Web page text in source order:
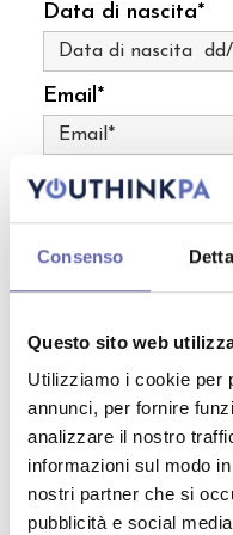
Consenso
Questo sito web
Utilizziamo i cookie per
annunci, per fornire
analizzare il nostro
informazioni sul modo
nostri partner che si
pubblicità e social
Data di nascita*
Email*
Numero di telefono*
Tipologia di
Ambito di
Nome
Profilo Linkedin